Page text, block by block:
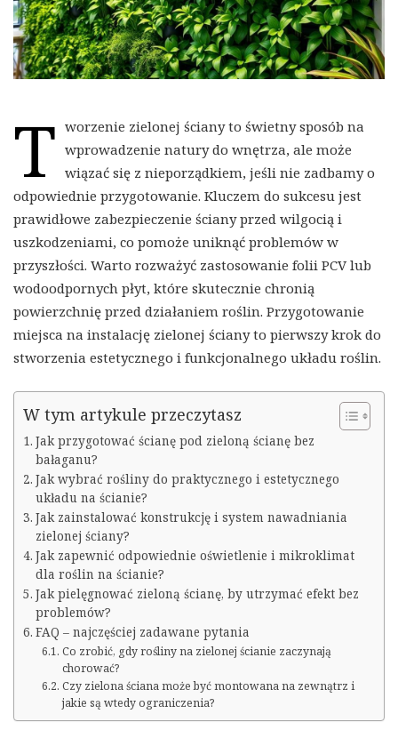
T worzenie zielonej ściany to świetny sposób na
wprowadzenie natury do wnętrza, ale może
wiązać się z nieporządkiem, jeśli nie zadbamy o
odpowiednie przygotowanie. Kluczem do sukcesu jest
prawidłowe zabezpieczenie ściany przed wilgocią i
uszkodzeniami, co pomoże uniknąć problemów w
przyszłości. Warto rozważyć zastosowanie folii PCV lub
wodoodpornych płyt, które skutecznie chronią
powierzchnię przed działaniem roślin. Przygotowanie
miejsca na instalację zielonej ściany to pierwszy krok do
stworzenia estetycznego i funkcjonalnego układu roślin.
W tym artykule przeczytasz
Jak przygotować ścianę pod zieloną ścianę bez
bałaganu?
Jak wybrać rośliny do praktycznego i estetycznego
układu na ścianie?
Jak zainstalować konstrukcję i system nawadniania
zielonej ściany?
Jak zapewnić odpowiednie oświetlenie i mikroklimat
dla roślin na ścianie?
Jak pielęgnować zieloną ścianę, by utrzymać efekt bez
problemów?
FAQ – najczęściej zadawane pytania
Co zrobić, gdy rośliny na zielonej ścianie zaczynają
chorować?
Czy zielona ściana może być montowana na zewnątrz i
jakie są wtedy ograniczenia?